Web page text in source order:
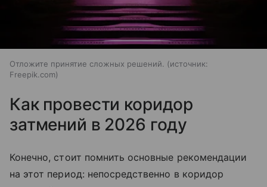
Отложите принятие сложных решений.
источник:
Freepik.com
Как провести коридор
затмений в 2026 году
Конечно, стоит помнить основные рекомендации
на этот период: непосредственно в коридор